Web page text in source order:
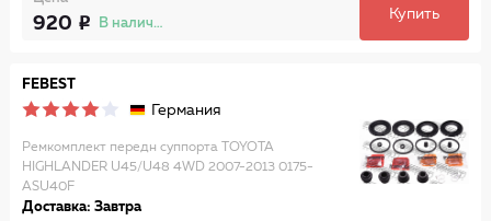
920 В наличии
Купить
FEBEST
Германия
Ремкомплект передн суппорта TOYOTA
HIGHLANDER U45/U48 4WD 2007-2013 0175-
ASU40F
Доставка: Завтра